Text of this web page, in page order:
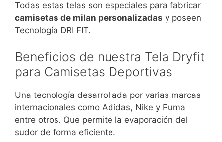
Todas estas telas son especiales para fabricar
camisetas de milan personalizadas y poseen
Tecnología DRI FIT.
Beneficios de nuestra Tela Dryfit
para Camisetas Deportivas
Una tecnología desarrollada por varias marcas
internacionales como Adidas, Nike y Puma
entre otros. Que permite la evaporación del
sudor de forma eficiente.